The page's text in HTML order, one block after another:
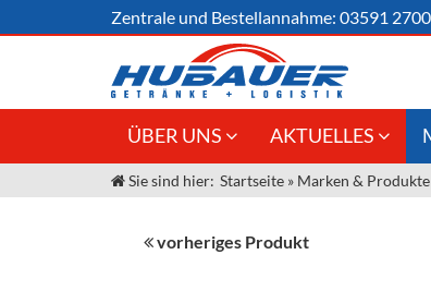
Zentrale und Bestellannahme: 03591
ÜBER UNS
Jobs
Unser Liefergebiet
AKTUELLES
Angebote
Innovation - Die Neue
Sie sind hier: Startseite » Marken & Produkte
vorheriges Produkt